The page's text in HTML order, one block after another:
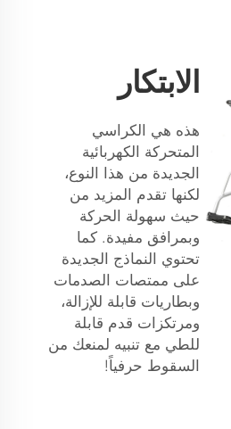
الابتكار
هذه هي الكراسي
المتحركة الكهربائية
الجديدة من هذا النوع،
لكنها تقدم المزيد من
حيث سهولة الحركة
وبمرافق مفيدة. كما
تحتوي النماذج الجديدة
على ممتصات الصدمات
وبطاريات قابلة للإزالة،
ومرتكزات قدم قابلة
للطي مع تنبيه لمنعك من
السقوط حرفياً!